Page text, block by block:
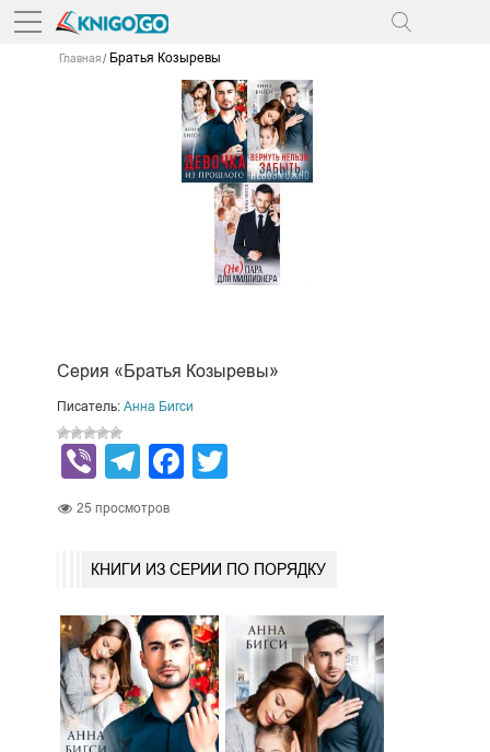
Главная Братья Козыревы
Серия «Братья Козыревы»
Писатель: Анна Бигси
ViberTelegram
Facebook
25 просмотров
КНИГИ ИЗ СЕРИИ ПО ПОРЯДКУ